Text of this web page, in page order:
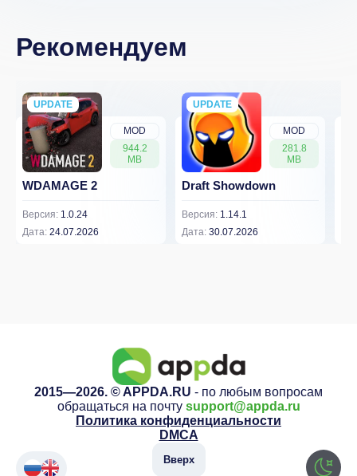
Рекомендуем
MOD
944.2
MB
UPDATE
NEW
WDAMAGE 2
Версия: 1.0.24
Дата: 24.07.2026
MOD
281.8
MB
UPDATE
NEW
Draft Showdown
Версия: 1.14.1
Дата: 30.07.2026
2015—2026. © APPDA.RU - по любым вопросам
обращаться на почту support@appda.ru
Политика конфиденциальности
DMCA
Вверх